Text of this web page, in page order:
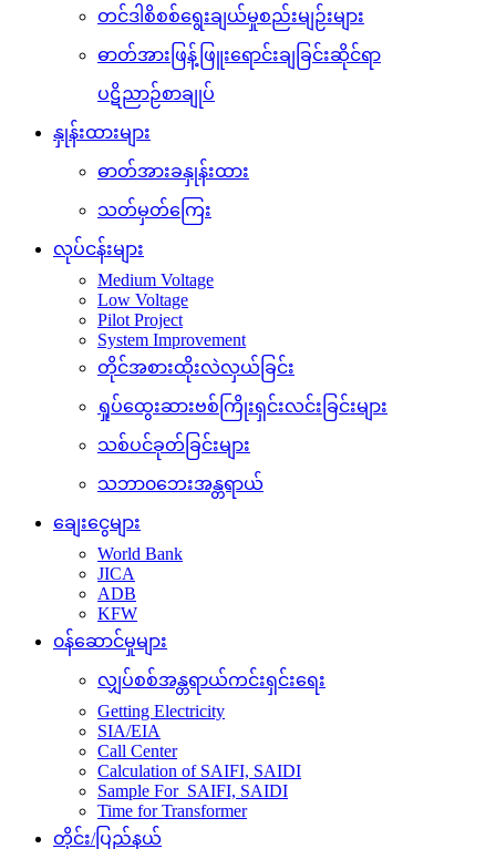
တင်ဒါစိစစ်ရွေးချယ်မှုစည်းမျဉ်းများ
ဓာတ်အားဖြန့်ဖြူးရောင်းချခြင်းဆိုင်ရာ
ပဋိညာဉ်စာချုပ်
နှုန်းထားများ
ဓာတ်အားခနှုန်းထား
သတ်မှတ်ကြေး
လုပ်ငန်းများ
Medium Voltage
Low Voltage
Pilot Project
System Improvement
တိုင်အစားထိုးလဲလှယ်ခြင်း
ရှုပ်ထွေးဆားဗစ်ကြိုးရှင်းလင်းခြင်းများ
သစ်ပင်ခုတ်ခြင်းများ
သဘာ၀ဘေးအန္တရာယ်
ချေးငွေများ
World Bank
JICA
ADB
KFW
၀န်ဆောင်မှုများ
လျှပ်စစ်အန္တရာယ်ကင်းရှင်းရေး
Getting Electricity
SIA/EIA
Call Center
Calculation of SAIFI, SAIDI
Sample For SAIFI, SAIDI
Time for Transformer
တိုင်း/ပြည်နယ်